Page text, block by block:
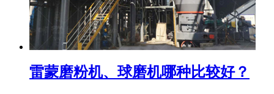
雷蒙磨粉机、球磨机哪种比较好？